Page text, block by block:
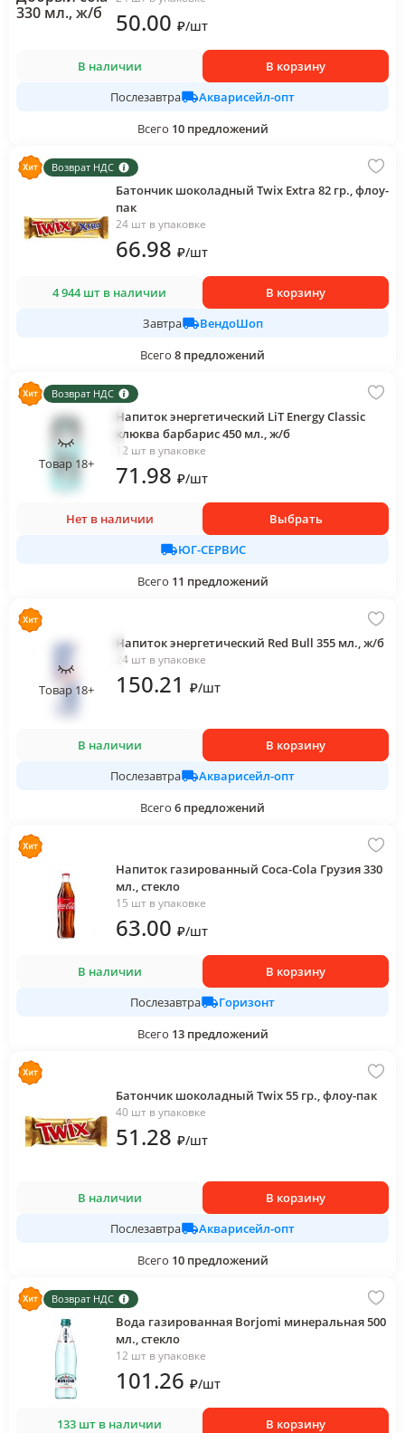
50.00 ₽/шт
В наличии
В корзину
Послезавтра
Акварисейл-опт
Всего 10 предложений
Возврат НДС
Батончик шоколадный Twix Extra 82 гр., флоу-
пак
24 шт в упаковке
66.98 ₽/шт
4 944 шт в наличии
В корзину
Завтра
ВендоШоп
Всего 8 предложений
Возврат НДС
Товар 18+
Напиток энергетический LiT Energy Classic
клюква барбарис 450 мл., ж/б
12 шт в упаковке
71.98 ₽/шт
Нет в наличии
Выбрать
ЮГ-СЕРВИС
Всего 11 предложений
Товар 18+
Напиток энергетический Red Bull 355 мл., ж/б
24 шт в упаковке
150.21 ₽/шт
В наличии
В корзину
Послезавтра
Акварисейл-опт
Всего 6 предложений
Напиток газированный Coca-Cola Грузия 330
мл., стекло
15 шт в упаковке
63.00 ₽/шт
В наличии
В корзину
Послезавтра
Горизонт
Всего 13 предложений
Батончик шоколадный Twix 55 гр., флоу-пак
40 шт в упаковке
51.28 ₽/шт
В наличии
В корзину
Послезавтра
Акварисейл-опт
Всего 10 предложений
Возврат НДС
Вода газированная Borjomi минеральная 500
мл., стекло
12 шт в упаковке
101.26 ₽/шт
133 шт в наличии
В корзину